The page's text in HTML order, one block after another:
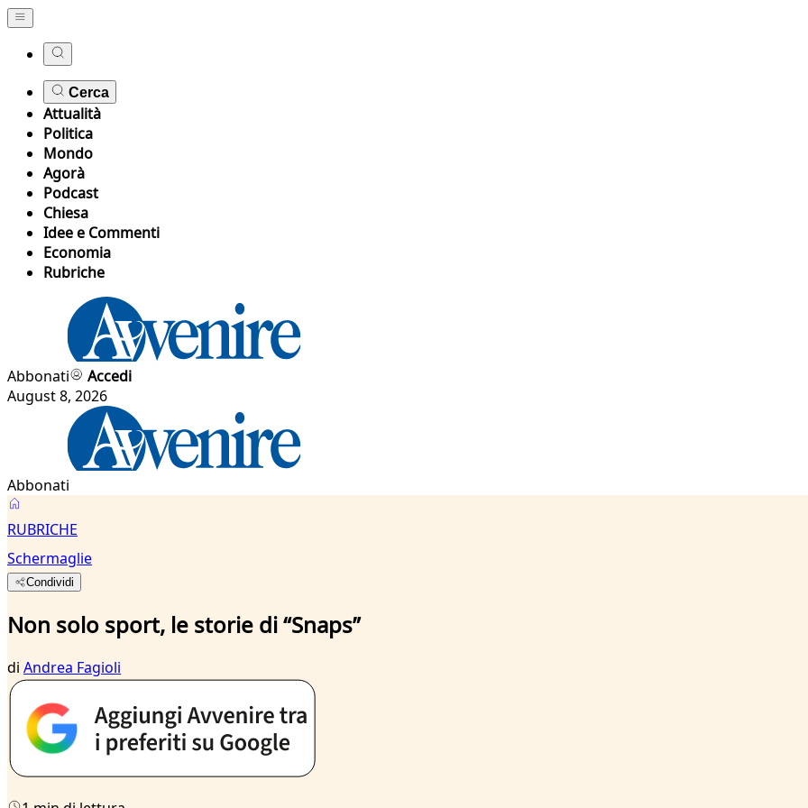
Cerca
Attualità
Politica
Mondo
Agorà
Podcast
Chiesa
Idee e Commenti
Economia
Rubriche
Abbonati
Accedi
August 8, 2026
Abbonati
RUBRICHE
Schermaglie
Condividi
Non solo sport, le storie di “Snaps”
di Andrea Fagioli